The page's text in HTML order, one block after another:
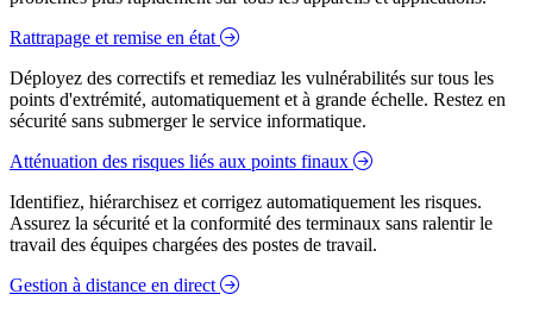
Rattrapage et remise en état
Déployez des correctifs et remediaz les vulnérabilités sur tous les
points d'extrémité, automatiquement et à grande échelle. Restez en
sécurité sans submerger le service informatique.
Atténuation des risques liés aux points finaux
Identifiez, hiérarchisez et corrigez automatiquement les risques.
Assurez la sécurité et la conformité des terminaux sans ralentir le
travail des équipes chargées des postes de travail.
Gestion à distance en direct